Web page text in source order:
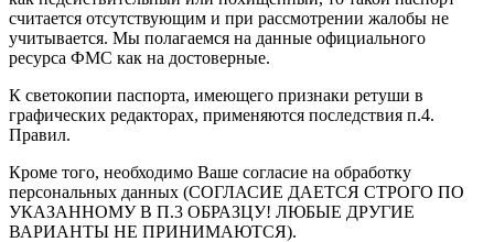
считается отсутствующим и при рассмотрении жалобы не
учитывается. Мы полагаемся на данные официального
ресурса ФМС как на достоверные.
К светокопии паспорта, имеющего признаки ретуши в
графических редакторах, применяются последствия п.4.
Правил.
Кроме того, необходимо Ваше согласие на обработку
персональных данных (СОГЛАСИЕ ДАЕТСЯ СТРОГО ПО
УКАЗАННОМУ В П.3 ОБРАЗЦУ! ЛЮБЫЕ ДРУГИЕ
ВАРИАНТЫ НЕ ПРИНИМАЮТСЯ).